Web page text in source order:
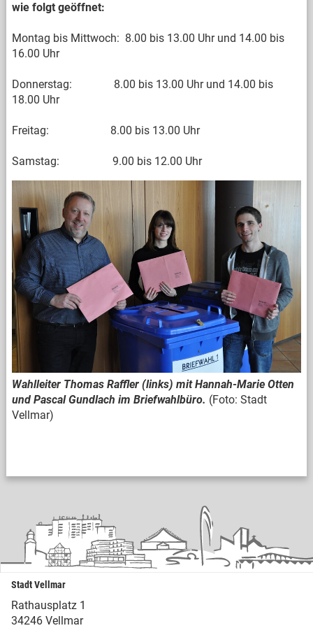
wie folgt geöffnet:
Montag bis Mittwoch: 8.00 bis 13.00 Uhr und 14.00 bis
16.00 Uhr
Donnerstag: 8.00 bis 13.00 Uhr und 14.00 bis
18.00 Uhr
Freitag: 8.00 bis 13.00 Uhr
Samstag: 9.00 bis 12.00 Uhr
Wahlleiter Thomas Raffler (links) mit Hannah-Marie Otten
und Pascal Gundlach im Briefwahlbüro. (Foto: Stadt
Vellmar)
Stadt Vellmar
Rathausplatz 1
34246 Vellmar